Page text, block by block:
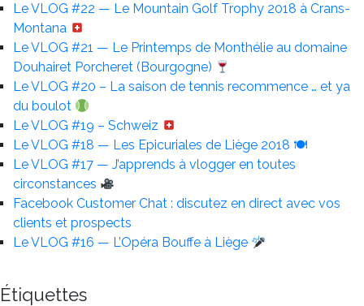
Le VLOG #22 — Le Mountain Golf Trophy 2018 à Crans-
Montana
Le VLOG #21 — Le Printemps de Monthélie au domaine
Douhairet Porcheret (Bourgogne)
Le VLOG #20 – La saison de tennis recommence … et ya
du boulot
Le VLOG #19 – Schweiz
Le VLOG #18 — Les Epicuriales de Liège 2018 🍽
Le VLOG #17 — J’apprends à vlogger en toutes
circonstances
Facebook Customer Chat : discutez en direct avec vos
clients et prospects
Le VLOG #16 — L’Opéra Bouffe à Liège
Étiquettes